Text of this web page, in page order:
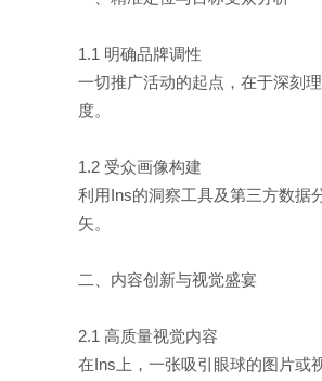
1.1 明确品牌调性
一切推广活动的起点，在于深刻
度。
1.2 受众画像构建
利用Ins的洞察工具及第三方数据
矢。
二、内容创新与视觉盛宴
2.1 高质量视觉内容
在Ins上，一张吸引眼球的图片或